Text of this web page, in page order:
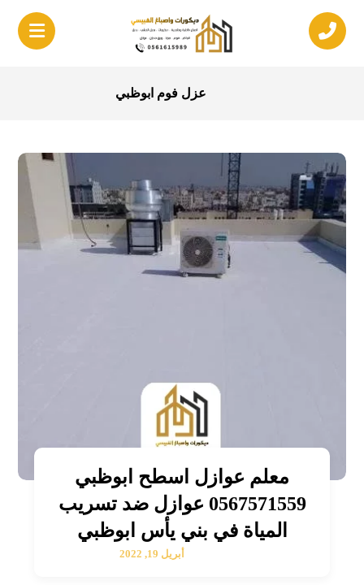
عزل فوم ابوظبي
معلم عوازل اسطح ابوظبي
0567571559 عوازل ضد تسريب
المياة في بني يأس ابوظبي
أبريل 19, 2022